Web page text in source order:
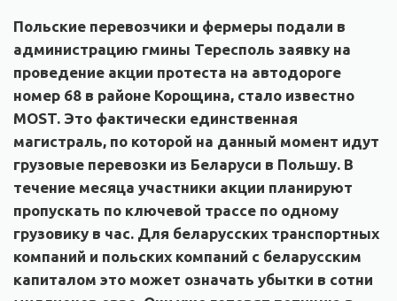
Польские перевозчики и фермеры подали в
администрацию гмины Тересполь заявку на
проведение акции протеста на автодороге
номер 68 в районе Корощина, стало известно
MOST. Это фактически единственная
магистраль, по которой на данный момент идут
грузовые перевозки из Беларуси в Польшу. В
течение месяца участники акции планируют
пропускать по ключевой трассе по одному
грузовику в час. Для беларусских транспортных
компаний и польских компаний с беларусским
капиталом это может означать убытки в сотни